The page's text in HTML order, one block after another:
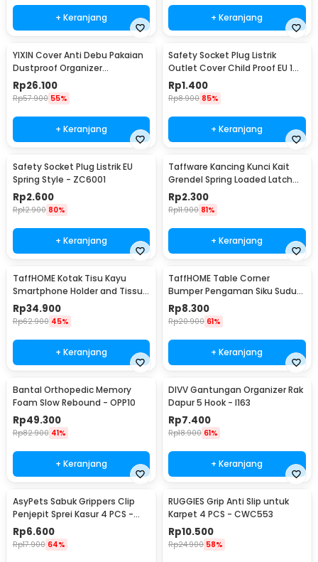
+ Keranjang + Keranjang
YIXIN Cover Anti Debu Pakaian
Dustproof Organizer
60x30x110cm - PEVA
Rp26.100
Rp57.900 55%
+ Keranjang
Safety Socket Plug Listrik
Outlet Cover Child Proof EU 1
PCS
Rp1.400
Rp8.900 85%
+ Keranjang
Safety Socket Plug Listrik EU
Spring Style - ZC6001
Rp2.600
Rp12.900 80%
+ Keranjang
Taffware Kancing Kunci Kait
Grendel Spring Loaded Latch
Catch Hasp - KAK-J107
Rp2.300
Rp11.900 81%
+ Keranjang
TaffHOME Kotak Tisu Kayu
Smartphone Holder and Tissue
Box - ZJ05
Rp34.900
Rp62.900 45%
+ Keranjang
TaffHOME Table Corner
Bumper Pengaman Siku Sudut
Meja Silicone 10 PCS - FY21
Rp8.300
Rp20.900 61%
+ Keranjang
Bantal Orthopedic Memory
Foam Slow Rebound - OPP10
Rp49.300
Rp82.900 41%
+ Keranjang
DIVV Gantungan Organizer Rak
Dapur 5 Hook - I163
Rp7.400
Rp18.900 61%
+ Keranjang
AsyPets Sabuk Grippers Clip
Penjepit Sprei Kasur 4 PCS -
PJP4
Rp6.600
Rp17.900 64%
RUGGIES Grip Anti Slip untuk
Karpet 4 PCS - CWC553
Rp10.500
Rp24.900 58%